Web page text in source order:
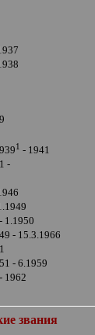
1 - 1941
-
1.1950
- 15.3.1966
- 6.1959
1962
звания